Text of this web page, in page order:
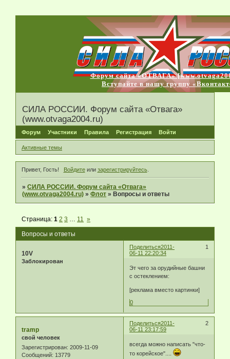
Форум сайта «ОТВАГА»
Вступайте в нашу группу
СИЛА РОССИИ. Форум сайта «Отвага»
(www.otvaga2004.ru)
Форум Участники Правила Регистрация Войти
Активные темы
Привет, Гость! Войдитеили зарегистрируйтесь.
»СИЛА РОССИИ. Форум сайта «Отвага»
(www.otvaga2004.ru) »Флот » Вопросы и ответы
Вопросы и ответы
Страница:1 2 3 11 »
Поделиться 1
2011-
06-11 22:20:34
10V
Заблокирован
Эт чего за орудийные башни
с остеклением:
[реклама вместо картинки]
0
Поделиться 2
2011-
06-11 23:17:59
tramp
свой человек
Зарегистрирован: 2009-11-09
Сообщений: 13779
всегда можно написать "что-
то корейское"....